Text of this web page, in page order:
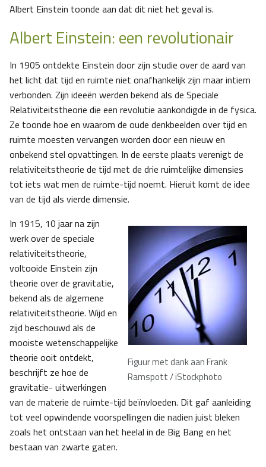
Albert Einstein toonde aan dat dit niet het geval is.
Albert Einstein: een revolutionair
In 1905 ontdekte Einstein door zijn studie over de aard van
het licht dat tijd en ruimte niet onafhankelijk zijn maar intiem
verbonden. Zijn ideeën werden bekend als de Speciale
Relativiteitstheorie die een revolutie aankondigde in de fysica.
Ze toonde hoe en waarom de oude denkbeelden over tijd en
ruimte moesten vervangen worden door een nieuw en
onbekend stel opvattingen. In de eerste plaats verenigt de
relativiteitstheorie de tijd met de drie ruimtelijke dimensies
tot iets wat men de ruimte-tijd noemt. Hieruit komt de idee
van de tijd als vierde dimensie.
Figuur met dank aan Frank
Ramspott / iStockphoto
In 1915, 10 jaar na zijn
werk over de speciale
relativiteitstheorie,
voltooide Einstein zijn
theorie over de gravitatie,
bekend als de algemene
relativiteitstheorie. Wijd en
zijd beschouwd als de
mooiste wetenschappelijke
theorie ooit ontdekt,
beschrijft ze hoe de
gravitatie- uitwerkingen
van de materie de ruimte-tijd beïnvloeden. Dit gaf aanleiding
tot veel opwindende voorspellingen die nadien juist bleken
zoals het ontstaan van het heelal in de Big Bang en het
bestaan van zwarte gaten.